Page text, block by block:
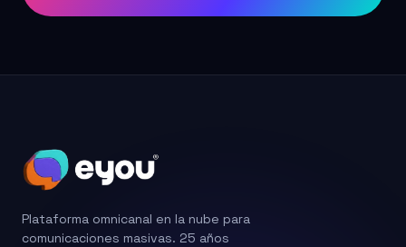
Plataforma omnicanal en la nube para
comunicaciones masivas. 25 años